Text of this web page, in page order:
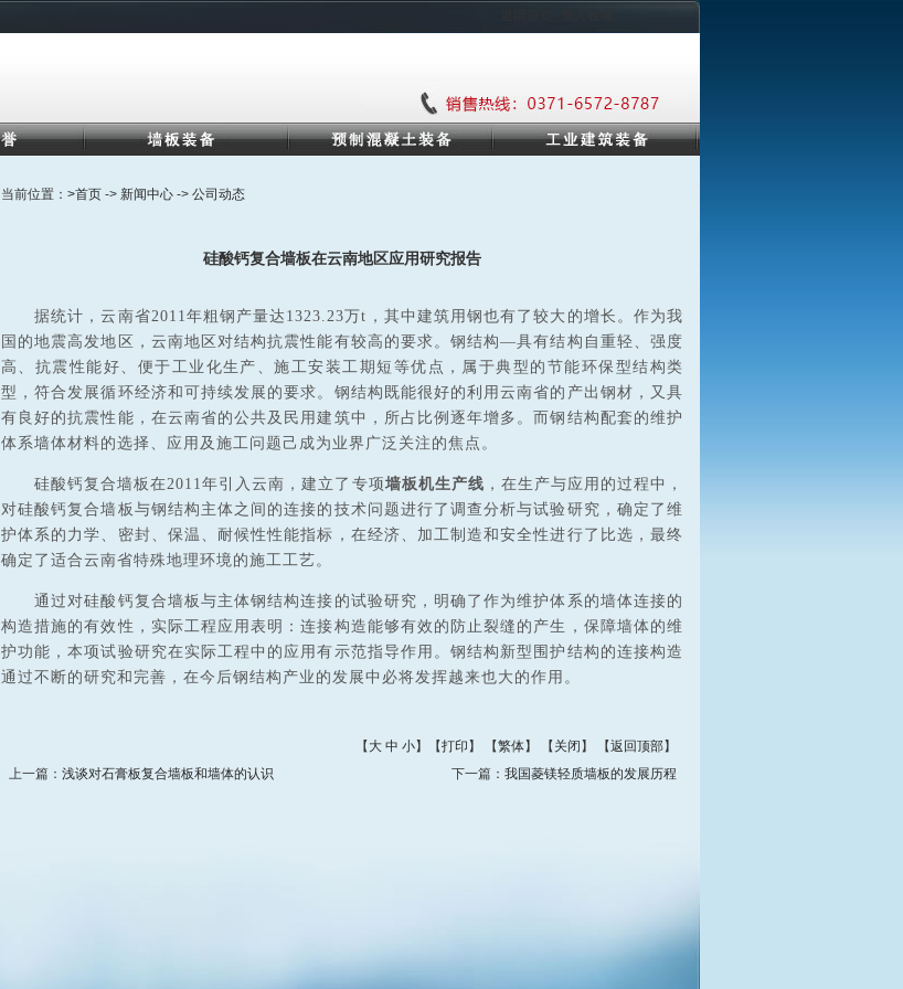
当前位置： >首页 -> 新闻中心 -> 公司动态
硅酸钙复合墙板在云南地区应用研究报告
据统计，云南省2011年粗钢产量达1323.23万t，其中建筑用钢也有了较大的增长。作为我
国的地震高发地区，云南地区对结构抗震性能有较高的要求。钢结构―具有结构自重轻、强度
高、抗震性能好、便于工业化生产、施工安装工期短等优点，属于典型的节能环保型结构类
型，符合发展循环经济和可持续发展的要求。钢结构既能很好的利用云南省的产出钢材，又具
有良好的抗震性能，在云南省的公共及民用建筑中，所占比例逐年增多。而钢结构配套的维护
体系墙体材料的选择、应用及施工问题己成为业界广泛关注的焦点。
硅酸钙复合墙板在2011年引入云南，建立了专项墙板机生产线 ，在生产与应用的过程中，
对硅酸钙复合墙板与钢结构主体之间的连接的技术问题进行了调查分析与试验研究，确定了维
护体系的力学、密封、保温、耐候性性能指标，在经济、加工制造和安全性进行了比选，最终
确定了适合云南省特殊地理环境的施工工艺。
通过对硅酸钙复合墙板与主体钢结构连接的试验研究，明确了作为维护体系的墙体连接的
构造措施的有效性，实际工程应用表明：连接构造能够有效的防止裂缝的产生，保障墙体的维
护功能，本项试验研究在实际工程中的应用有示范指导作用。钢结构新型围护结构的连接构造
通过不断的研究和完善，在今后钢结构产业的发展中必将发挥越来也大的作用。
【 大 中 小】【打印 】 【繁体】 【 关闭 】 【返回顶部】
上一篇： 浅谈对石膏板复合墙板和墙体的认识 下一篇： 我国菱镁轻质墙板的发展历程